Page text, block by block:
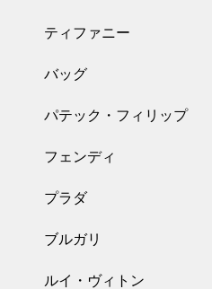
ティファニー
バッグ
パテック・フィリップ
フェンディ
プラダ
ブルガリ
ルイ・ヴィトン